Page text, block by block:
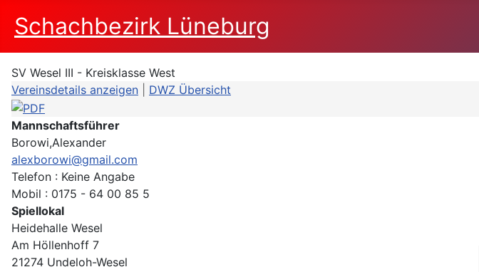
Schachbezirk Lüneburg
SV Wesel III - Kreisklasse West
Vereinsdetails anzeigen
DWZ Übersicht
Mannschaftsführer
Borowi,Alexander
alexborowi@gmail.com
Telefon : Keine Angabe
Mobil : 0175 - 64 00 85 5
Spiellokal
Heidehalle Wesel
Am Höllenhoff 7
21274 Undeloh-Wesel